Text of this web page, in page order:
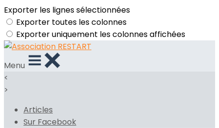
Exporter les lignes sélectionnées
Exporter toutes les colonnes
Exporter uniquement les colonnes affichées
Menu
<
>
Articles
Sur Facebook